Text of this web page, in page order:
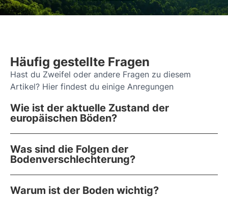
Häufig gestellte Fragen
Hast du Zweifel oder andere Fragen zu diesem
Artikel? Hier findest du einige Anregungen
Wie ist der aktuelle Zustand der
europäischen Böden?
Was sind die Folgen der
Bodenverschlechterung?
Warum ist der Boden wichtig?